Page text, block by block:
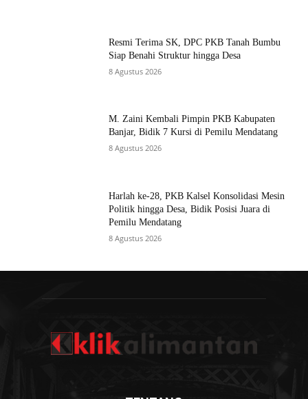
Resmi Terima SK, DPC PKB Tanah Bumbu
Siap Benahi Struktur hingga Desa
8 Agustus 2026
M. Zaini Kembali Pimpin PKB Kabupaten
Banjar, Bidik 7 Kursi di Pemilu Mendatang
8 Agustus 2026
Harlah ke-28, PKB Kalsel Konsolidasi Mesin
Politik hingga Desa, Bidik Posisi Juara di
Pemilu Mendatang
8 Agustus 2026